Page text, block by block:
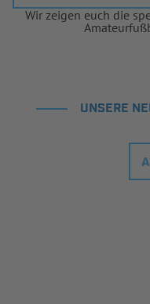
Wir zeigen euch die
UNSERE